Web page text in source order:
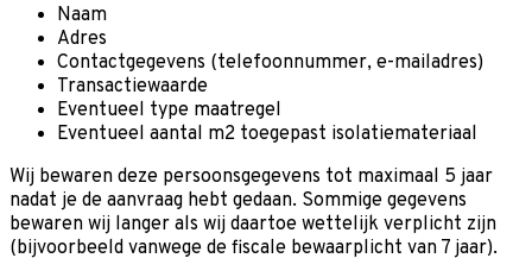
Naam
Adres
Contactgegevens (telefoonnummer, e-mailadres)
Transactiewaarde
Eventueel type maatregel
Eventueel aantal m2 toegepast isolatiemateriaal
Wij bewaren deze persoonsgegevens tot maximaal 5 jaar
nadat je de aanvraag hebt gedaan. Sommige gegevens
bewaren wij langer als wij daartoe wettelijk verplicht zijn
(bijvoorbeeld vanwege de fiscale bewaarplicht van 7 jaar).